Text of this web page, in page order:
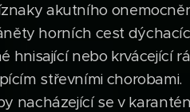
akutního
horních cest
hnisající nebo krvácející
střevními chorobami.
nacházející se v